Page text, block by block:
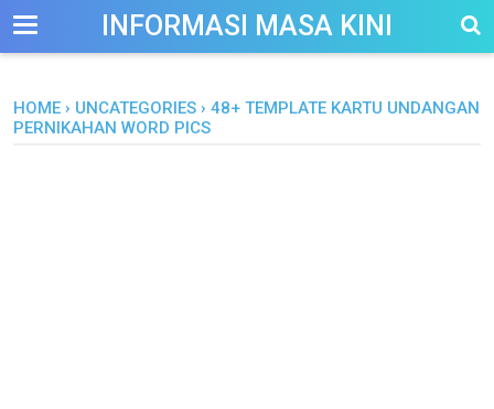
--> INFORMASI MASA KINI
HOME › UNCATEGORIES › 48+ TEMPLATE KARTU UNDANGAN
PERNIKAHAN WORD PICS